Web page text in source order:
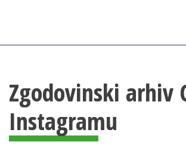
Zgodovinski arhiv
Instagramu